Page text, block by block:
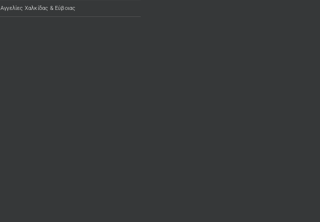
Αγγελίες Χαλκίδας & Εύβοιας